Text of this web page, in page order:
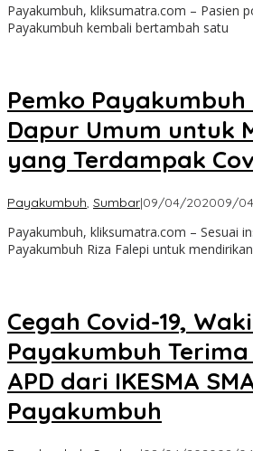
Payakumbuh, kliksumatra.com – Pasien
Payakumbuh kembali bertambah satu
Pemko
Dapur Umum untuk
yang Terdampak
Payakumbuh, Sumbar|09/04/202009/
Payakumbuh, kliksumatra.com – Sesuai
Payakumbuh Riza Falepi untuk mendirikan
Cegah Covid-19,
Payakumbuh
APD dari IKESMA
Payakumbuh